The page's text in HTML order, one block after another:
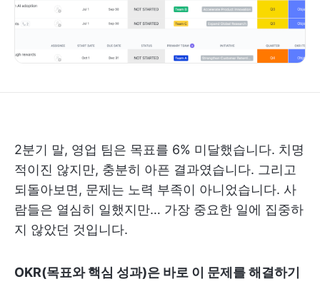
2분기 말, 영업 팀은 목표를 6% 미달했습니다. 치명
적이진 않지만, 충분히 아픈 결과였습니다. 그리고
되돌아보면, 문제는 노력 부족이 아니었습니다. 사
람들은 열심히 일했지만… 가장 중요한 일에 집중하
지 않았던 것입니다.
OKR(목표와 핵심 성과)은 바로 이 문제를 해결하기